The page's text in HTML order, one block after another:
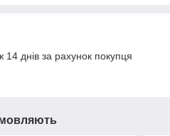
днів за рахунок покупця